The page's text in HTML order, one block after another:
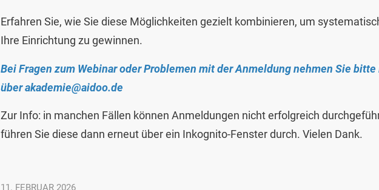
Erfahren Sie, wie Sie diese Möglichkeiten gezielt kombinieren, um
Ihre Einrichtung zu gewinnen.
Bei Fragen zum Webinar oder Problemen mit der Anmeldung nehmen Sie
überakademie@aidoo.de
Zur Info: in manchen Fällen können Anmeldungen nicht erfolgreich
führen Sie diese dann erneut über ein Inkognito-Fenster durch. Vielen Dank.
11. FEBRUAR 2026